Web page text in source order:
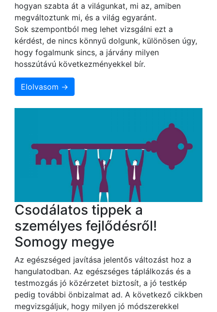
hogyan szabta át a világunkat, mi az, amiben
megváltoztunk mi, és a világ egyaránt.
Sok szempontból meg lehet vizsgálni ezt a
kérdést, de nincs könnyű dolgunk, különösen úgy,
hogy fogalmunk sincs, a járvány milyen
hosszútávú következményekkel bír.
Elolvasom →
Csodálatos tippek a
személyes fejlődésről!
Somogy megye
Az egészséged javítása jelentős változást hoz a
hangulatodban. Az egészséges táplálkozás és a
testmozgás jó közérzetet biztosít, a jó testkép
pedig további önbizalmat ad. A következő cikkben
megvizsgáljuk, hogy milyen jó módszerekkel